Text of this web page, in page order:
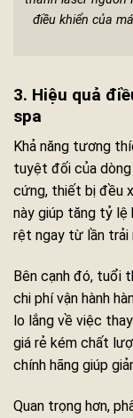
điều khiển của
3. Hiệu quả
spa
Khả năng tương
tuyệt đối của dòng
cứng, thiết bị đều
này giúp tăng tỷ lệ
rệt ngay từ lần trải
Bên cạnh đó, tuổi
chi phí vận hành
lo lắng về việc
giá rẻ kém chất
chính hãng giúp
Quan trọng hơn,